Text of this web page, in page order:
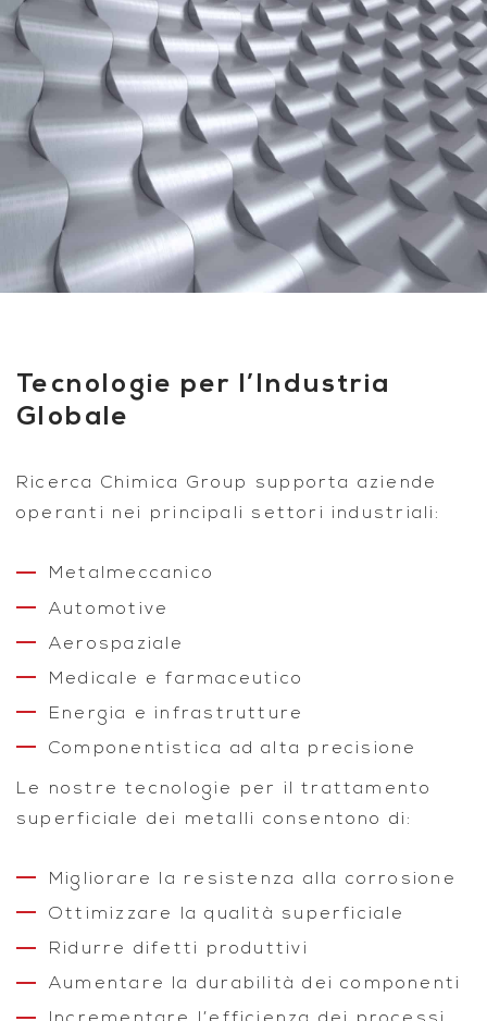
Tecnologie per l’Industria
Globale
Ricerca Chimica Group supporta aziende
operanti nei principali settori industriali:
Metalmeccanico
Automotive
Aerospaziale
Medicale e farmaceutico
Energia e infrastrutture
Componentistica ad alta precisione
Le nostre tecnologie per il trattamento
superficiale dei metalli consentono di:
Migliorare la resistenza alla corrosione
Ottimizzare la qualità superficiale
Ridurre difetti produttivi
Aumentare la durabilità dei componenti